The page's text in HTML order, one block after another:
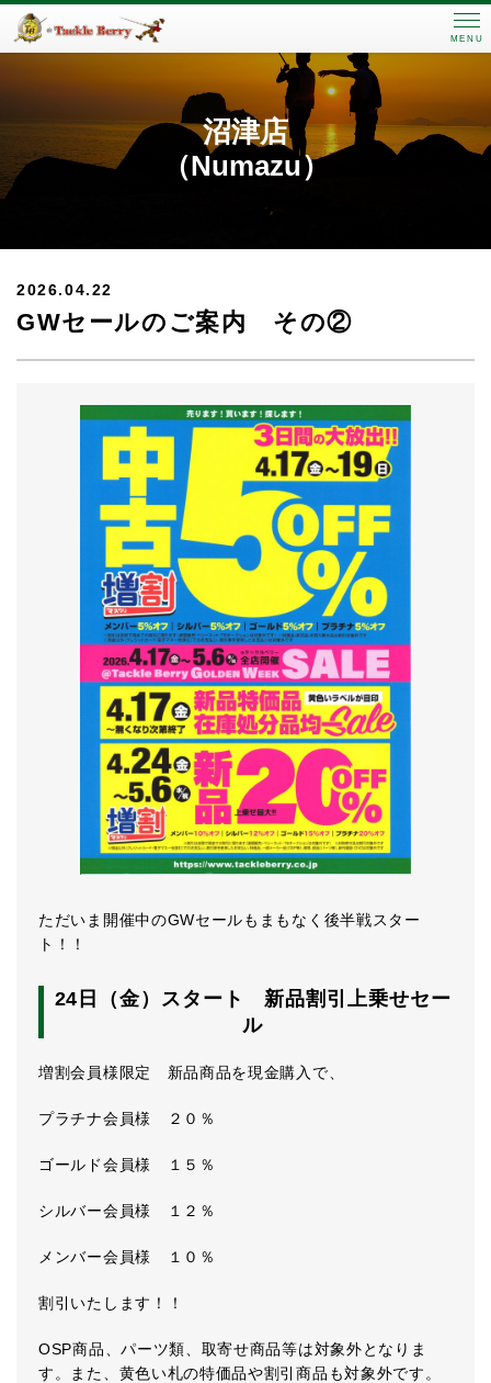
MENU
沼津店
（Numazu）
2026.04.22
GWセールのご案内 その②
ただいま開催中のGWセールもまもなく後半戦スター
ト！！
24日（金）スタート 新品割引上乗せセー
ル
増割会員様限定 新品商品を現金購入で、
プラチナ会員様 ２０％
ゴールド会員様 １５％
シルバー会員様 １２％
メンバー会員様 １０％
割引いたします！！
OSP商品、パーツ類、取寄せ商品等は対象外となりま
す。また、黄色い札の特価品や割引商品も対象外です。